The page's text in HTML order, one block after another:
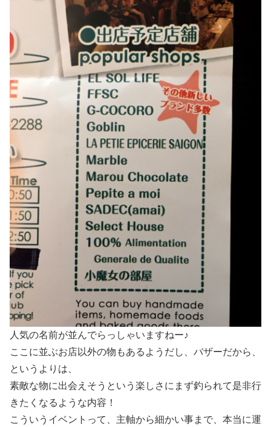
人気の名前が並んでらっしゃいますねー♪
ここに並ぶお店以外の物もあるようだし、バザーだから、
というよりは、
素敵な物に出会えそうという楽しさにまず釣られて是非行
きたくなるような内容！
こういうイベントって、主軸から細かい事まで、本当に運